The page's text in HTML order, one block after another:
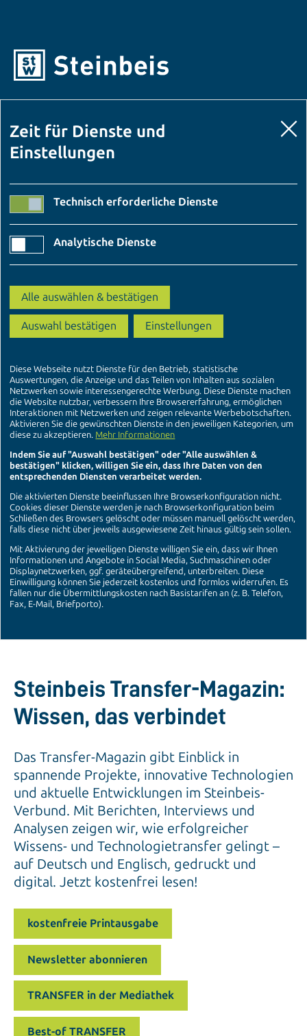
Steinbeis Transfer-Magazin:
Wissen, das verbindet
Das Transfer-Magazin gibt Einblick in
spannende Projekte, innovative Technologien
und aktuelle Entwicklungen im Steinbeis-
Verbund. Mit Berichten, Interviews und
Analysen zeigen wir, wie erfolgreicher
Wissens- und Technologietransfer gelingt –
auf Deutsch und Englisch, gedruckt und
digital. Jetzt kostenfrei lesen!
kostenfreie Printausgabe
Newsletter abonnieren
TRANSFER in der Mediathek
Best-of TRANSFER